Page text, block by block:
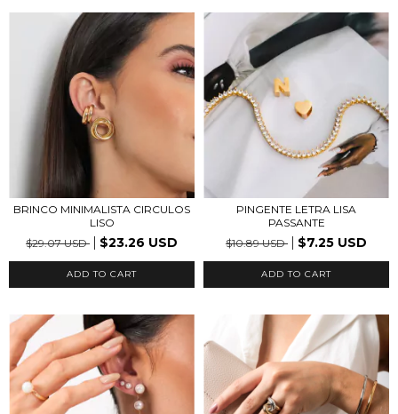
BRINCO MINIMALISTA CIRCULOS
LISO
$29.07 USD
$23.26 USD
ADD TO CART
PINGENTE LETRA LISA
PASSANTE
$10.89 USD
$7.25 USD
ADD TO CART